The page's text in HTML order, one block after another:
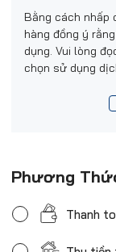
Bằng cách nhấp
hàng đồng ý
dụng. Vui lòng
chọn sử dụng
Phương
Thanh